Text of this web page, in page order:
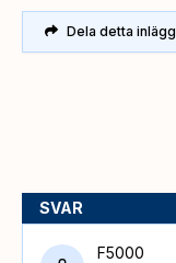
Dela detta inlägg
SVAR
F5000